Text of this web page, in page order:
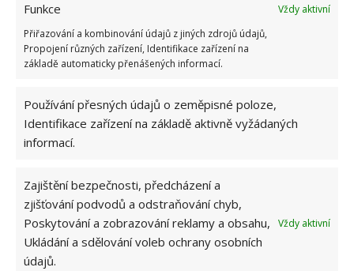
Funkce
Vždy aktivní
Přiřazování a kombinování údajů z jiných zdrojů údajů,
Propojení různých zařízení, Identifikace zařízení na
základě automaticky přenášených informací.
Používání přesných údajů o zeměpisné poloze,
Identifikace zařízení na základě aktivně vyžádaných
informací.
Zajištění bezpečnosti, předcházení a
zjišťování podvodů a odstraňování chyb,
Poskytování a zobrazování reklamy a obsahu,
Ukládání a sdělování voleb ochrany osobních
údajů.
Vždy aktivní
JEDLÁ SODA PLEVEL